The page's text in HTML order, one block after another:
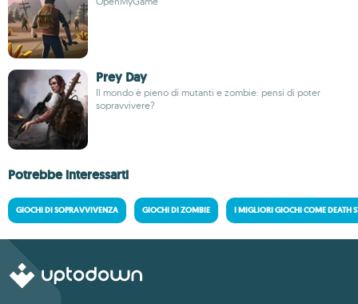
Prey Day
Il mondo è pieno di mutanti e zombie: pensi di poter
sopravvivere?
Potrebbe interessarti
GIOCHI DI SOPRAVVIVENZA GIOCHI DI ZOMBIE I MIGLIORI GIOCHI COME DEATH